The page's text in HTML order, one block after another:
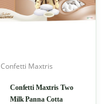
Confetti Maxtris
Confetti Maxtris Two
Milk Panna Cotta